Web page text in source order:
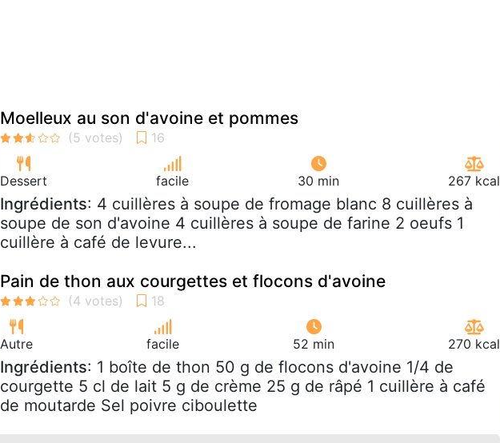
Moelleux au son d'avoine et pommes
Dessert facile 30 min 267 kcal
Ingrédients: 4 cuillères à soupe de fromage blanc 8 cuillères à
soupe de son d'avoine 4 cuillères à soupe de farine 2 oeufs 1
cuillère à café de levure...
Pain de thon aux courgettes et flocons d'avoine
Autre facile 52 min 270 kcal
Ingrédients: 1 boîte de thon 50 g de flocons d'avoine 1/4 de
courgette 5 cl de lait 5 g de crème 25 g de râpé 1 cuillère à café
de moutarde Sel poivre ciboulette